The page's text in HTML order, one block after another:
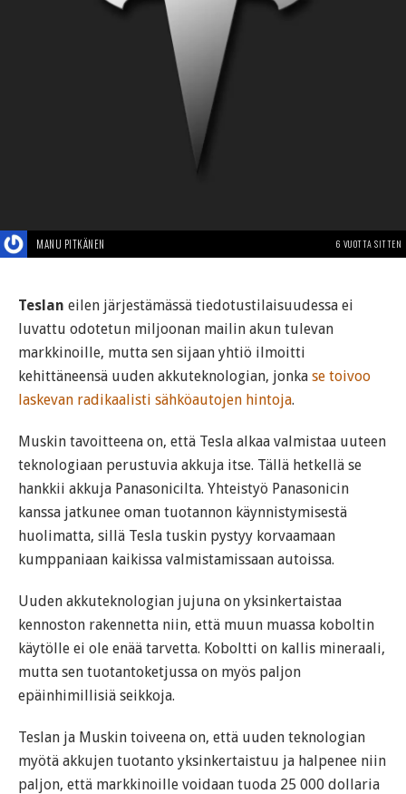
MANU PITKÄNEN 6 VUOTTA SITTEN
Teslan eilen järjestämässä tiedotustilaisuudessa ei
luvattu odotetun miljoonan mailin akun tulevan
markkinoille, mutta sen sijaan yhtiö ilmoitti
kehittäneensä uuden akkuteknologian, jonka se toivoo
laskevan radikaalisti sähköautojen hintoja.
Muskin tavoitteena on, että Tesla alkaa valmistaa uuteen
teknologiaan perustuvia akkuja itse. Tällä hetkellä se
hankkii akkuja Panasonicilta. Yhteistyö Panasonicin
kanssa jatkunee oman tuotannon käynnistymisestä
huolimatta, sillä Tesla tuskin pystyy korvaamaan
kumppaniaan kaikissa valmistamissaan autoissa.
Uuden akkuteknologian jujuna on yksinkertaistaa
kennoston rakennetta niin, että muun muassa koboltin
käytölle ei ole enää tarvetta. Koboltti on kallis mineraali,
mutta sen tuotantoketjussa on myös paljon
epäinhimillisiä seikkoja.
Teslan ja Muskin toiveena on, että uuden teknologian
myötä akkujen tuotanto yksinkertaistuu ja halpenee niin
paljon, että markkinoille voidaan tuoda 25 000 dollaria